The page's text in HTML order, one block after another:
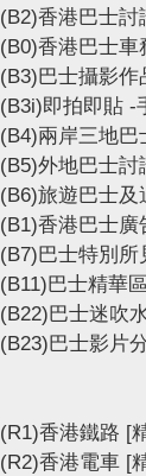
(B2)香港巴士討
(B0)香港巴士
(B3)巴士攝影作
(B3i)即拍即貼 -
(B4)兩岸三地巴
(B5)外地巴士討
(B6)旅遊巴士及
(B1)香港巴士
(B7)巴士特別所
(B11)巴士精華區
(B22)巴士迷吹
(B23)巴士影片
(R1)香港鐵路 [
(R2)香港電車 [